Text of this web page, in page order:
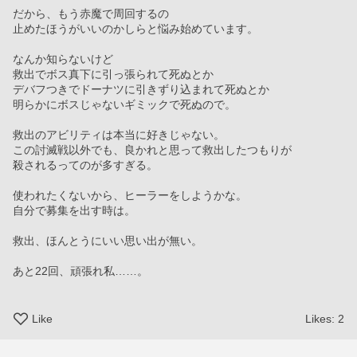
だから、もう赤魔で周回するの
止めたほうがいいのかしらと悩み始めています。
なんか知らないけど
救出でボス真下に引っ張られて死ぬとか
デバフつきでドーナツに引きずり込まれて死ぬとか
明らかにボスじゃないギミックで死ぬので。
救出のアビリティは本当に好きじゃない。
この討滅戦以外でも、良かれと思って救出したつもりが
殺されるってのが多すぎる。
使われたくないから、ヒーラーをしようかな。
自分で募集を出す時は。
救出、ほんとうにいい思い出が無い。
あと22回、頑張れ私……。
Like Likes: 2